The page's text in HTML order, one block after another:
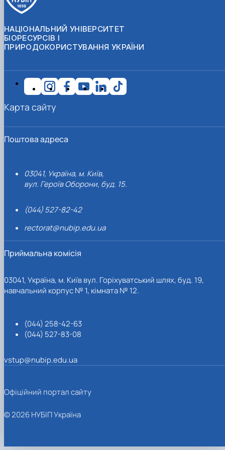
НАЦІОНАЛЬНИЙ УНІВЕРСИТЕТ
БІОРЕСУРСІВ І
ПРИРОДОКОРИСТУВАННЯ УКРАЇНИ
Поштова адреса
03041, Україна, м. Київ,
вул. Героїв Оборони, буд. 15.
(044) 527-82-42
rectorat@nubip.edu.ua
Приймальна комісія
03041, Україна, м. Київ вул. Горіхуватський шлях, буд. 19,
навчальний корпус № 1, кімната № 12.
(044) 258-42-63
(044) 527-83-08
vstup@nubip.edu.ua
Карта сайту
Офіційний портал сайту
© 2026 НУБІП Україна